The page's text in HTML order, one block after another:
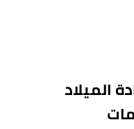
الميلاد